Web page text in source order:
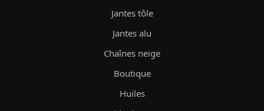
Jantes tôle
Jantes alu
Chaînes neige
Boutique
Huiles